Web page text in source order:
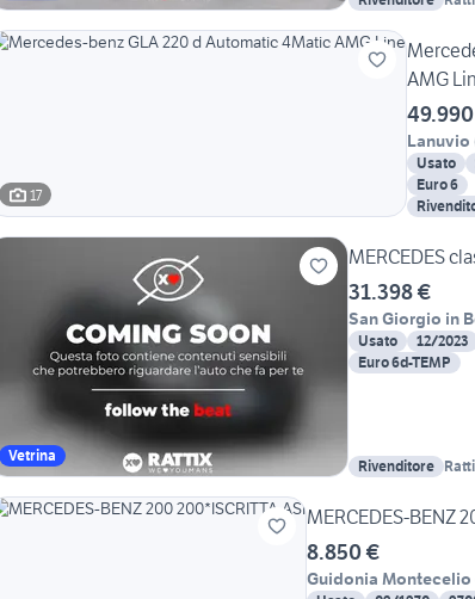
17
AMG
Lanuvio
Usato
Euro 6
Vetrina
MERCEDES
31.398 €
San Giorgio in
Usato 12/2023
Euro 6d-TEMP
Rivenditore
MERCEDES-BENZ
8.850 €
Guidonia Montecelio